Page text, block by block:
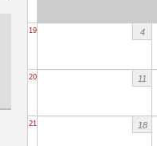
19 4
20 11
21 18